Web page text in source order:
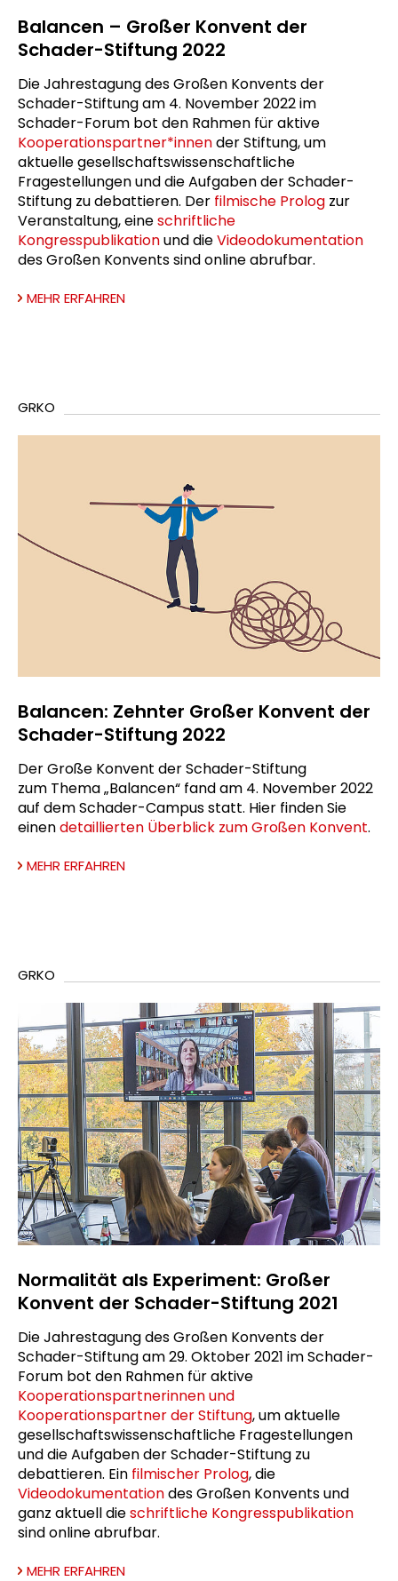
Balancen – Großer Konvent der
Schader-Stiftung 2022
Die Jahrestagung des Großen Konvents der
Schader-Stiftung am 4. November 2022 im
Schader-Forum bot den Rahmen für aktive
Kooperationspartner*innender Stiftung, um
aktuelle gesellschaftswissenschaftliche
Fragestellungen und die Aufgaben der Schader-
Stiftung zu debattieren. Der filmische Prolog zur
Veranstaltung, eineschriftliche
Kongresspublikationund dieVideodokumentation
des Großen Konvents sind online abrufbar.
MEHR ERFAHREN
GRKO
Balancen: Zehnter Großer Konvent der
Schader-Stiftung 2022
Der Große Konvent der Schader-Stiftung
zum Thema „Balancen“ fand am 4. November 2022
auf dem Schader-Campus statt. Hier finden Sie
einendetaillierten Überblick zum Großen Konvent.
MEHR ERFAHREN
GRKO
Normalität als Experiment: Großer
Konvent der Schader-Stiftung 2021
Die Jahrestagung des Großen Konvents der
Schader-Stiftung am 29. Oktober 2021 im Schader-
Forum bot den Rahmen für aktive
Kooperationspartnerinnen und
Kooperationspartner der Stiftung, um aktuelle
gesellschaftswissenschaftliche Fragestellungen
und die Aufgaben der Schader-Stiftung zu
debattieren. Ein filmischer Prolog, die
Videodokumentationdes Großen Konvents und
ganz aktuell dieschriftliche Kongresspublikation
sind online abrufbar.
MEHR ERFAHREN